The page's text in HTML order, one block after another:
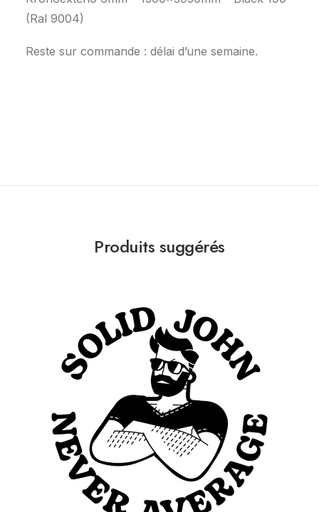
(Ral 9004)
Reste sur commande : délai d’une semaine.
Produits suggérés